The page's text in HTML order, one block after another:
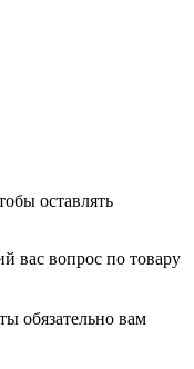
оставлять
вас вопрос по товару
обязательно вам